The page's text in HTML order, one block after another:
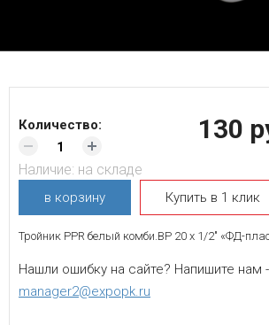
130
Количество:
Наличие: на складе
в корзину Купить в 1 клик
Тройник PPR белый комби.ВР 20 х 1/2" «ФД-
Нашли ошибку на сайте? Напишите нам -
manager2@expopk.ru